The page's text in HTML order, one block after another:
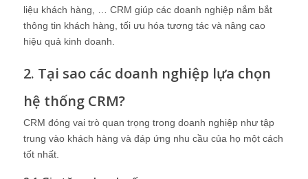
liệu khách hàng, … CRM giúp các doanh nghiệp nắm bắt
thông tin khách hàng, tối ưu hóa tương tác và nâng cao
hiệu quả kinh doanh.
2. Tại sao các doanh nghiệp lựa chọn
hệ thống CRM?
CRM đóng vai trò quan trọng trong doanh nghiệp như tập
trung vào khách hàng và đáp ứng nhu cầu của họ một cách
tốt nhất.